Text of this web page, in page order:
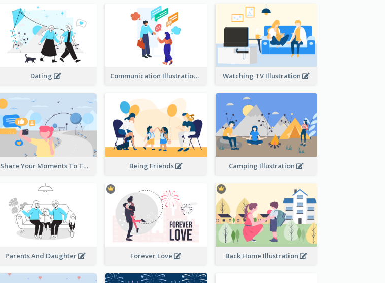
Dating Communication Illustration Watching TV Illustration
Share Your Moments To The World Illustration Being Friends Camping Illustration
Parents And Daughter Forever Love Back Home Illustration